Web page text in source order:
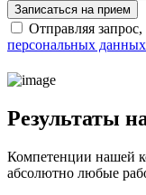
Записаться на прием
Отправляя
персональных данных
Результаты
Компетенции нашей
абсолютно любые